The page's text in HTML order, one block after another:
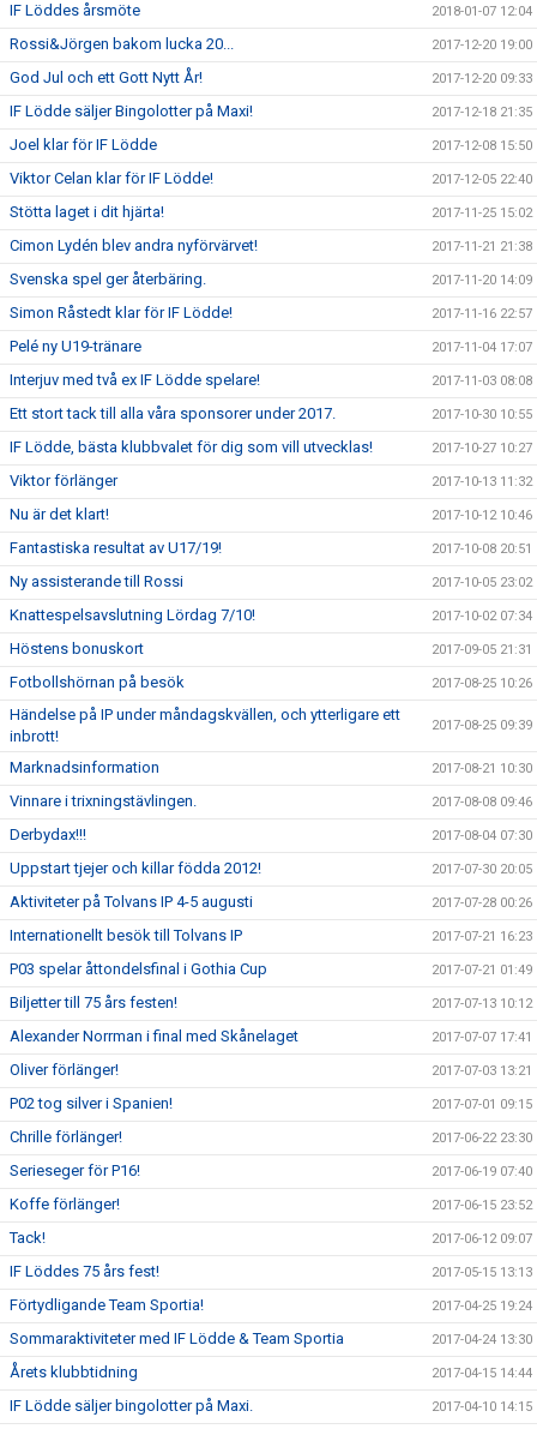
IF Löddes årsmöte 2018-01-07 12:04
Rossi&Jörgen bakom lucka 20... 2017-12-20 19:00
God Jul och ett Gott Nytt År! 2017-12-20 09:33
IF Lödde säljer Bingolotter på Maxi! 2017-12-18 21:35
Joel klar för IF Lödde 2017-12-08 15:50
Viktor Celan klar för IF Lödde! 2017-12-05 22:40
Stötta laget i dit hjärta! 2017-11-25 15:02
Cimon Lydén blev andra nyförvärvet! 2017-11-21 21:38
Svenska spel ger återbäring. 2017-11-20 14:09
Simon Råstedt klar för IF Lödde! 2017-11-16 22:57
Pelé ny U19-tränare 2017-11-04 17:07
Interjuv med två ex IF Lödde spelare! 2017-11-03 08:08
Ett stort tack till alla våra sponsorer under 2017. 2017-10-30 10:55
IF Lödde, bästa klubbvalet för dig som vill utvecklas! 2017-10-27 10:27
Viktor förlänger 2017-10-13 11:32
Nu är det klart! 2017-10-12 10:46
Fantastiska resultat av U17/19! 2017-10-08 20:51
Ny assisterande till Rossi 2017-10-05 23:02
Knattespelsavslutning Lördag 7/10! 2017-10-02 07:34
Höstens bonuskort 2017-09-05 21:31
Fotbollshörnan på besök 2017-08-25 10:26
Händelse på IP under måndagskvällen, och ytterligare ett
inbrott!
2017-08-25 09:39
Marknadsinformation 2017-08-21 10:30
Vinnare i trixningstävlingen. 2017-08-08 09:46
Derbydax!!! 2017-08-04 07:30
Uppstart tjejer och killar födda 2012! 2017-07-30 20:05
Aktiviteter på Tolvans IP 4-5 augusti 2017-07-28 00:26
Internationellt besök till Tolvans IP 2017-07-21 16:23
P03 spelar åttondelsfinal i Gothia Cup 2017-07-21 01:49
Biljetter till 75 års festen! 2017-07-13 10:12
Alexander Norrman i final med Skånelaget 2017-07-07 17:41
Oliver förlänger! 2017-07-03 13:21
P02 tog silver i Spanien! 2017-07-01 09:15
Chrille förlänger! 2017-06-22 23:30
Serieseger för P16! 2017-06-19 07:40
Koffe förlänger! 2017-06-15 23:52
Tack! 2017-06-12 09:07
IF Löddes 75 års fest! 2017-05-15 13:13
Förtydligande Team Sportia! 2017-04-25 19:24
Sommaraktiviteter med IF Lödde & Team Sportia 2017-04-24 13:30
Årets klubbtidning 2017-04-15 14:44
IF Lödde säljer bingolotter på Maxi. 2017-04-10 14:15